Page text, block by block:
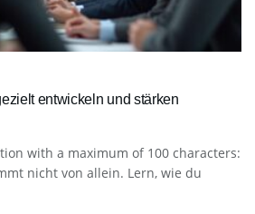
entwickeln und stärken
with a maximum of 100 characters:
nicht von allein. Lern, wie du